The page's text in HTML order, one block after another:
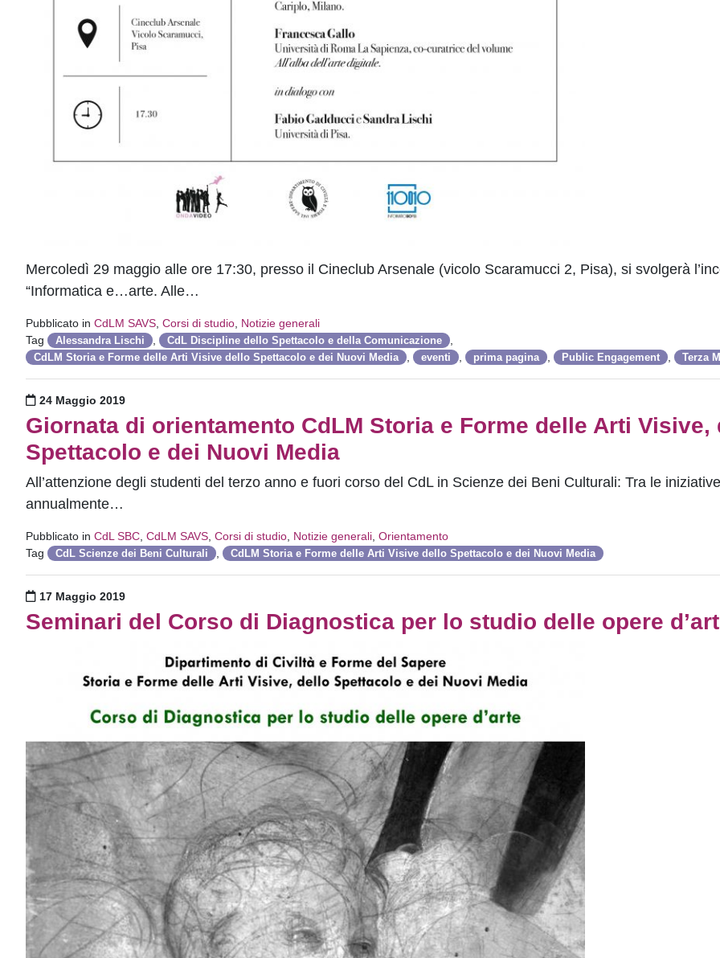
Mercoledì 29 maggio alle ore 17:30, presso il Cineclub Arsenale (vicolo Scaramucci 2, Pisa), si svolgerà
“Informatica e…arte. Alle…
Pubblicato in CdLM SAVS Corsi di studio Notizie generali
Tag
Alessandra Lischi CdL Discipline dello Spettacolo e della Comunicazione
CdLM Storia e Forme delle Arti Visive dello Spettacolo e dei Nuovi Media eventi prima pagina Public Engagement Terza
Pubblicato il
24 Maggio 2019
Giornata di orientamento CdLM Storia e Forme delle Arti Visive,
Spettacolo e dei Nuovi Media
All’attenzione degli studenti del terzo anno e fuori corso del CdL in Scienze dei Beni Culturali: Tra le iniziative
annualmente…
Pubblicato in CdL SBC CdLM SAVS Corsi di studio Notizie generali Orientamento
Tag
CdL Scienze dei Beni Culturali CdLM Storia e Forme delle Arti Visive dello Spettacolo e dei Nuovi Media
Pubblicato il
17 Maggio 2019
Seminari del Corso di Diagnostica per lo studio delle opere